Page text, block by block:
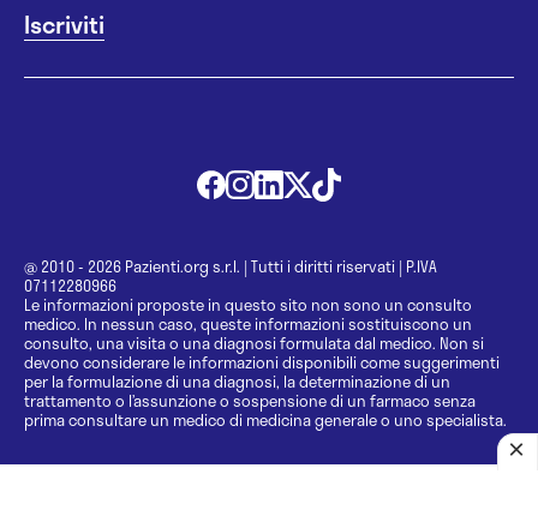
@ 2010 - 2026 Pazienti.org s.r.l. | Tutti i diritti riservati | P.IVA
07112280966
Le informazioni proposte in questo sito non sono un consulto
medico. In nessun caso, queste informazioni sostituiscono un
consulto, una visita o una diagnosi formulata dal medico. Non si
devono considerare le informazioni disponibili come suggerimenti
per la formulazione di una diagnosi, la determinazione di un
trattamento o l’assunzione o sospensione di un farmaco senza
prima consultare un medico di medicina generale o uno specialista.